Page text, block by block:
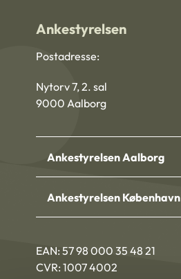
Ankestyrelsen
Postadresse:
Nytorv 7, 2. sal
9000 Aalborg
Ankestyrelsen Aalborg
Ankestyrelsen København
EAN: 57 98 000 35 48 21
CVR: 1007 4002